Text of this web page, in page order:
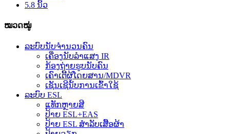
5.8 ນິ້ວ
ໝວດໝູ່
ລະບົບນັບຈຳນວນຄົນ
ເຄື່ອງນັບລຳແສງ IR
ກ້ອງຖ່າຍຮູບນັບຄົນ
ເຄົາເຕີ້ຜູ້ໂດຍສານ/MDVR
ເຊັນເຊີນັບການເຂົ້າໃຊ້
ລະບົບ ESL
ແທັກຫຼາຍສີ
ປ້າຍ ESL+EAS
ປ້າຍ ESL ສຳລັບເສື້ອຜ້າ